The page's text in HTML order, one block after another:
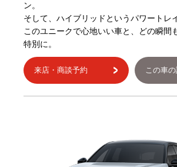
ン。
そして、ハイブリッドというパワートレ
このユニークで心地いい車と、どの瞬間
特別に。
来店・商談予約 この車